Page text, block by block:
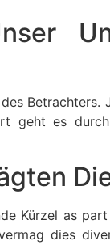
geht es
Kürzel as
dies